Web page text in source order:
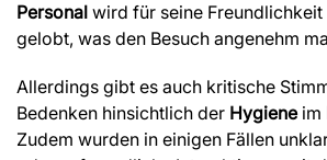
Personal wird für seine Freundlichkeit
gelobt, was den Besuch angenehm
Allerdings gibt es auch kritische
Bedenken hinsichtlich der Hygieneim
Zudem wurden in einigen Fällen